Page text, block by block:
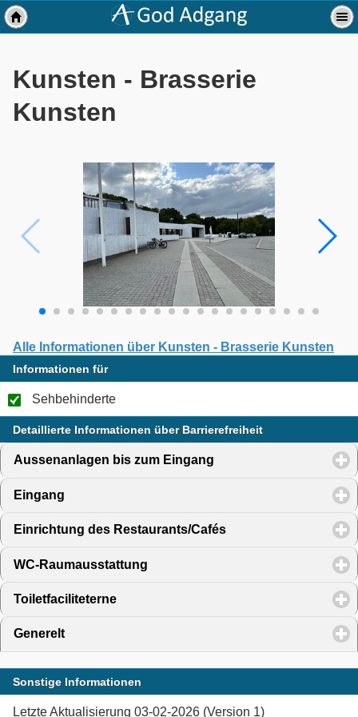
Kunsten - Brasserie
Kunsten
Alle Informationen über Kunsten - Brasserie Kunsten
Informationen für
Sehbehinderte
Detaillierte Informationen über Barrierefreiheit
Aussenanlagen bis zum Eingang click to expand
Eingang
Einrichtung des Restaurants/Cafés click to expand
WC-Raumausstattung
Toiletfaciliteterne
Generelt
Sonstige Informationen
Letzte Aktualisierung 03-02-2026 (Version 1)